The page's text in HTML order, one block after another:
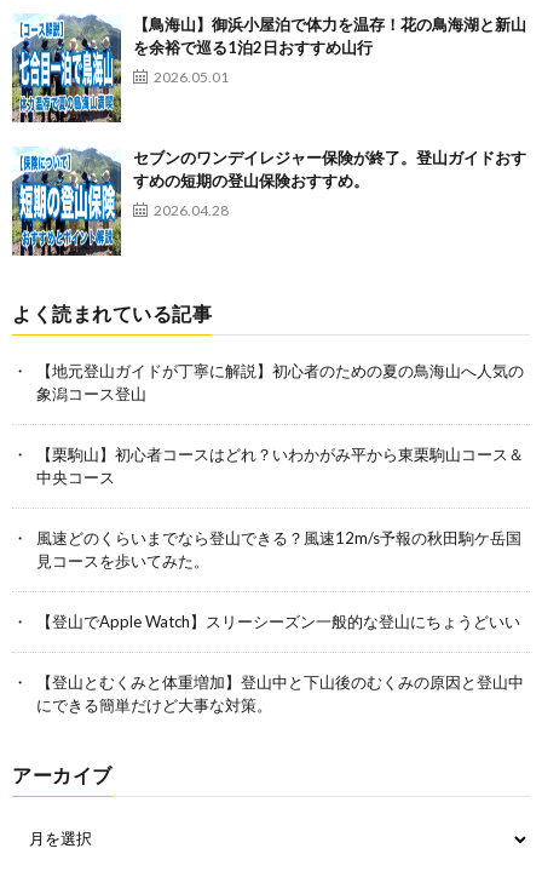
【鳥海山】御浜小屋泊で体力を温存！花の鳥海湖と新山
を余裕で巡る1泊2日おすすめ山行
2026.05.01
セブンのワンデイレジャー保険が終了。登山ガイドおす
すめの短期の登山保険おすすめ。
2026.04.28
よく読まれている記事
【地元登山ガイドが丁寧に解説】初心者のための夏の鳥海山へ人気の
象潟コース登山
【栗駒山】初心者コースはどれ？いわかがみ平から東栗駒山コース＆
中央コース
風速どのくらいまでなら登山できる？風速12m/s予報の秋田駒ケ岳国
見コースを歩いてみた。
【登山でApple Watch】スリーシーズン一般的な登山にちょうどいい
【登山とむくみと体重増加】登山中と下山後のむくみの原因と登山中
にできる簡単だけど大事な対策。
アーカイブ